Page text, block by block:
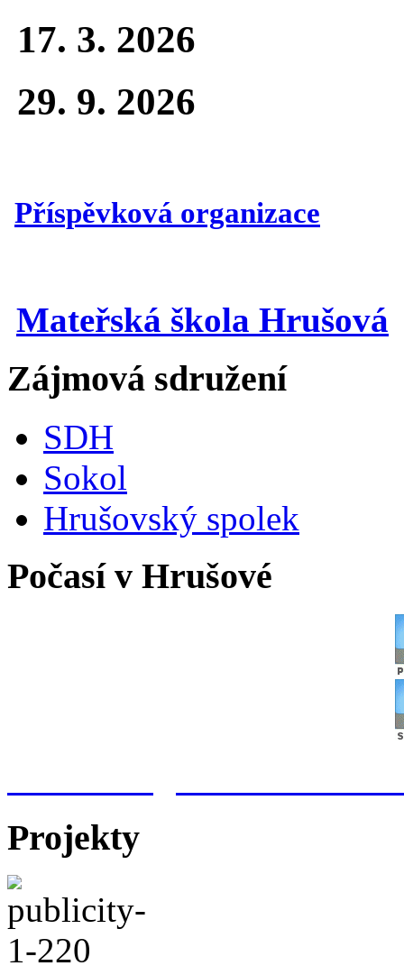
17. 3. 2026
29. 9. 2026
Příspěvková organizace
Mateřská škola Hrušová
Zájmová sdružení
SDH
Sokol
Hrušovský spolek
Počasí v Hrušové
Projekty